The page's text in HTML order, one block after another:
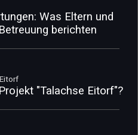
Was Eltern und
berichten
"Talachse Eitorf"?